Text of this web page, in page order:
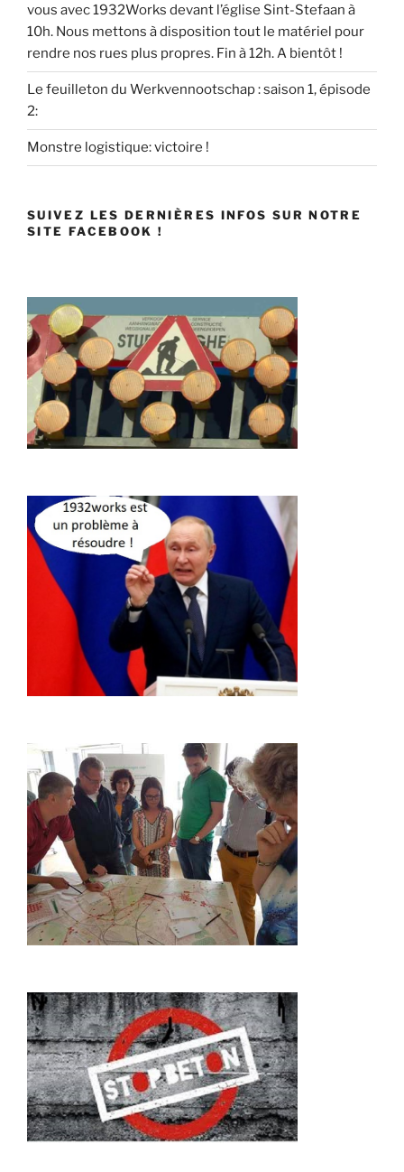
vous avec 1932Works devant l’église Sint-Stefaan à
10h. Nous mettons à disposition tout le matériel pour
rendre nos rues plus propres. Fin à 12h. A bientôt !
Le feuilleton du Werkvennootschap : saison 1, épisode
2:
Monstre logistique: victoire !
SUIVEZ LES DERNIÈRES INFOS SUR NOTRE
SITE FACEBOOK !